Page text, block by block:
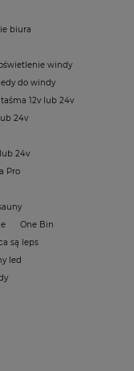
biura
windy
ledy do windy
taśma 12v lub 24v
24v
24v
Pro
One Bin
są leps
led